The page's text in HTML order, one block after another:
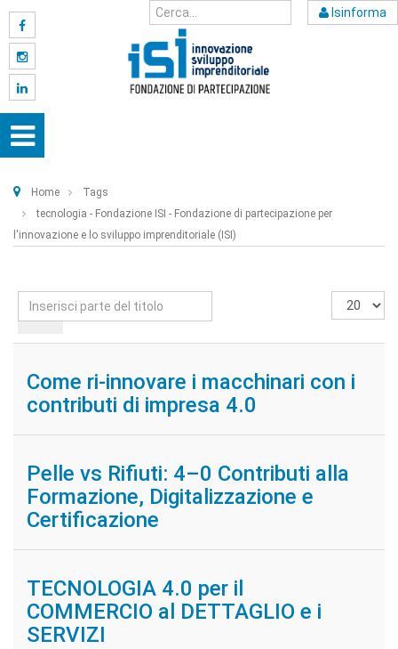
Isinforma
Home
Tags
tecnologia - Fondazione ISI - Fondazione di partecipazione per
l'innovazione e lo sviluppo imprenditoriale (ISI)
Inserisci
parte
del
Visualizza
n.
Come ri-innovare i macchinari con i
contributi di impresa 4.0
Pelle vs Rifiuti: 4–0 Contributi alla
Formazione, Digitalizzazione e
Certificazione
TECNOLOGIA 4.0 per il
COMMERCIO al DETTAGLIO e i
SERVIZI